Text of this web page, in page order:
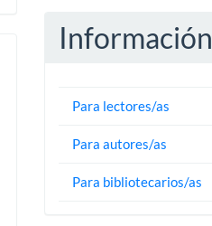
Información
Para lectores/as
Para autores/as
Para bibliotecarios/as